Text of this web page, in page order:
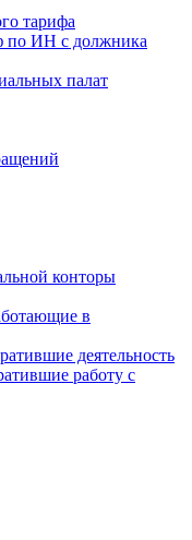
тарифа
по ИН с должника
палат
конторы
в
деятельность
работу с